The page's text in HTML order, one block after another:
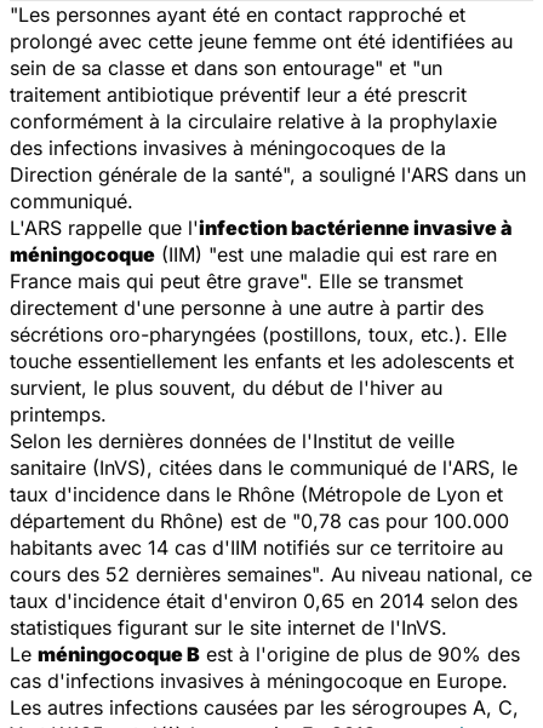
"Les personnes ayant été en contact rapproché et
prolongé avec cette jeune femme ont été identifiées au
sein de sa classe et dans son entourage" et "un
traitement antibiotique préventif leur a été prescrit
conformément à la circulaire relative à la prophylaxie
des infections invasives à méningocoques de la
Direction générale de la santé", a souligné l'ARS dans un
communiqué.
L'ARS rappelle que l'infection bactérienne invasive à
méningocoque (IIM) "est une maladie qui est rare en
France mais qui peut être grave". Elle se transmet
directement d'une personne à une autre à partir des
sécrétions oro-pharyngées (postillons, toux, etc.). Elle
touche essentiellement les enfants et les adolescents et
survient, le plus souvent, du début de l'hiver au
printemps.
Selon les dernières données de l'Institut de veille
sanitaire (InVS), citées dans le communiqué de l'ARS, le
taux d'incidence dans le Rhône (Métropole de Lyon et
département du Rhône) est de "0,78 cas pour 100.000
habitants avec 14 cas d'IIM notifiés sur ce territoire au
cours des 52 dernières semaines". Au niveau national, ce
taux d'incidence était d'environ 0,65 en 2014 selon des
statistiques figurant sur le site internet de l'InVS.
Le méningocoque B est à l'origine de plus de 90% des
cas d'infections invasives à méningocoque en Europe.
Les autres infections causées par les sérogroupes A, C,